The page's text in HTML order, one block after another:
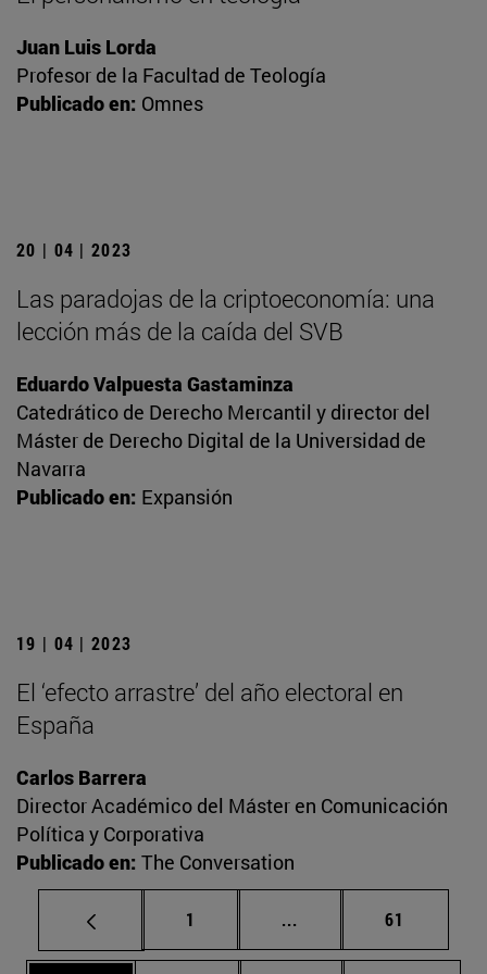
Juan Luis Lorda
Profesor de la Facultad de Teología
Publicado en: Omnes
20 | 04 | 2023
Las paradojas de la criptoeconomía: una
lección más de la caída del SVB
Eduardo Valpuesta Gastaminza
Catedrático de Derecho Mercantil y director del
Máster de Derecho Digital de la Universidad de
Navarra
Publicado en: Expansión
19 | 04 | 2023
El ‘efecto arrastre’ del año electoral en
España
Carlos Barrera
Director Académico del Máster en Comunicación
Política y Corporativa
Publicado en: The Conversation
Página
1 ... Páginas intermedias
Página
61